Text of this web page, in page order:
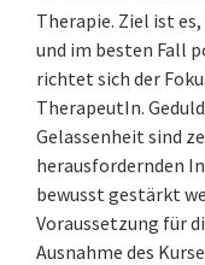
Therapie. Ziel ist
und im besten Fall
richtet sich der
TherapeutIn.
Gelassenheit sind
herausfordernden
bewusst gestärkt
Voraussetzung für
Ausnahme des